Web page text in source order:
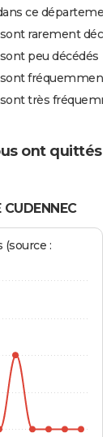
ce
rarement
peu décédés
fréquemment
très
ont quittés
: